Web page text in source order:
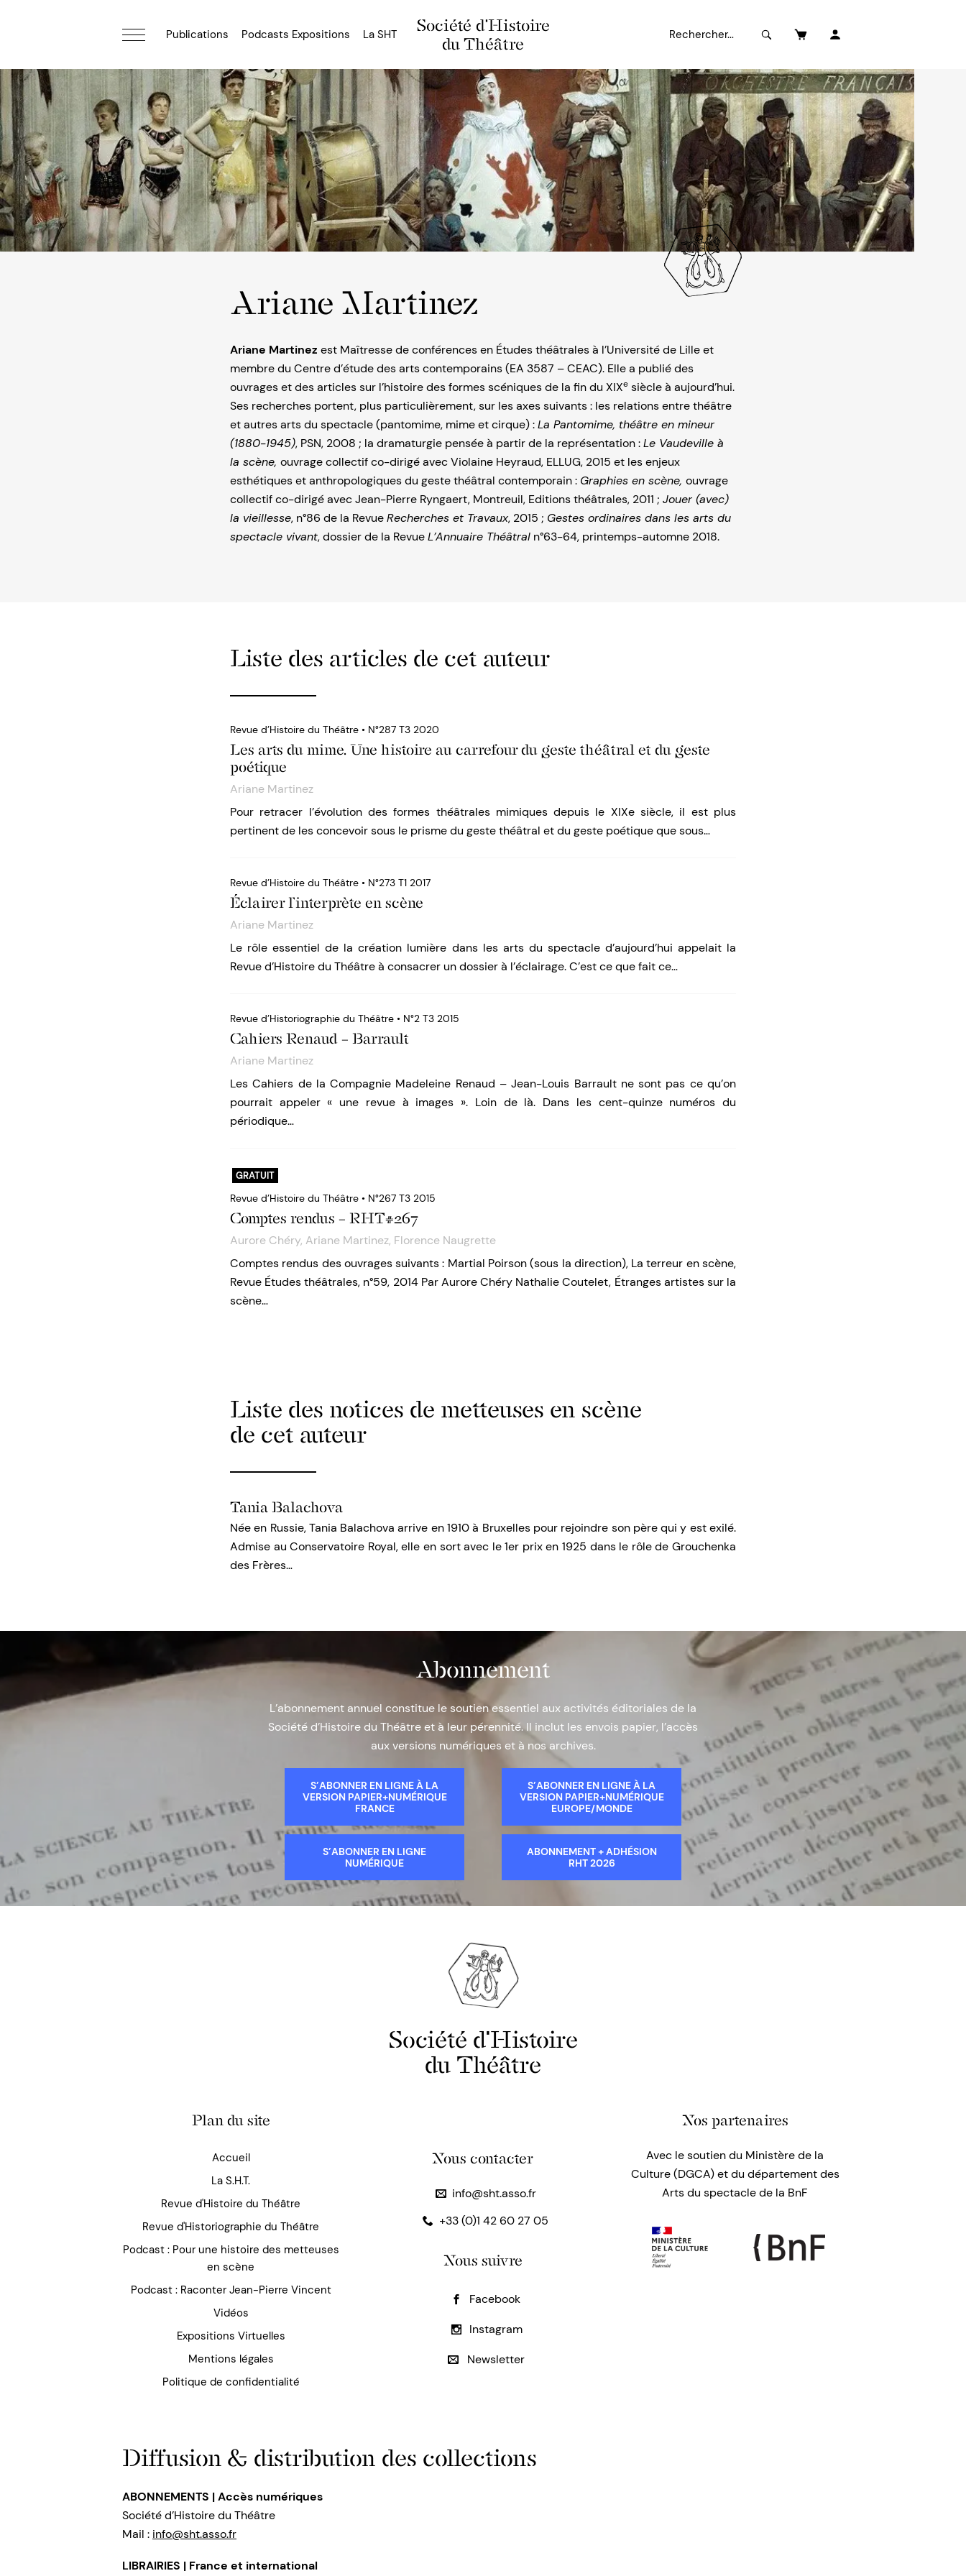
Société d'Histoire
du Théâtre
Publications Podcasts Expositions La SHT
Ariane Martinez
Ariane Martinez est Maîtresse de conférences en Études théâtrales à l’Université de Lille et
membre du Centre d’étude des arts contemporains (EA 3587 – CEAC). Elle a publié des
ouvrages et des articles sur l’histoire des formes scéniques de la fin du XIXe siècle à aujourd’hui.
Ses recherches portent, plus particulièrement, sur les axes suivants : les relations entre théâtre
et autres arts du spectacle (pantomime, mime et cirque) :La Pantomime, théâtre en mineur
(1880-1945), PSN, 2008 ; la dramaturgie pensée à partir de la représentation :Le Vaudeville à
la scène, ouvrage collectif co-dirigé avec Violaine Heyraud, ELLUG, 2015 et les enjeux
esthétiques et anthropologiques du geste théâtral contemporain : Graphies en scène, ouvrage
collectif co-dirigé avec Jean-Pierre Ryngaert, Montreuil, Editions théâtrales, 2011 ; Jouer (avec)
la vieillesse, n°86 de la RevueRecherches et Travaux, 2015 ; Gestes ordinaires dans les arts du
spectacle vivant, dossier de la RevueL’Annuaire Théâtral n°63-64, printemps-automne 2018.
Liste des articles de cet auteur
Revue d’Histoire du Théâtre • N°287 T3 2020
Les arts du mime. Une histoire au carrefour du geste théâtral et du geste
poétique
Ariane Martinez
Pour retracer l’évolution des formes théâtrales mimiques depuis le XIXe siècle, il est plus
pertinent de les concevoir sous le prisme du geste théâtral et du geste poétique que sous…
Revue d’Histoire du Théâtre • N°273 T1 2017
Éclairer l’interprète en scène
Ariane Martinez
Le rôle essentiel de la création lumière dans les arts du spectacle d’aujourd’hui appelait la
Revue d’Histoire du Théâtre à consacrer un dossier à l’éclairage. C’est ce que fait ce…
Revue d’Historiographie du Théâtre • N°2 T3 2015
Cahiers Renaud – Barrault
Ariane Martinez
Les Cahiers de la Compagnie Madeleine Renaud – Jean-Louis Barrault ne sont pas ce qu’on
pourrait appeler « une revue à images ». Loin de là. Dans les cent-quinze numéros du
périodique…
GRATUIT
Revue d’Histoire du Théâtre • N°267 T3 2015
Comptes rendus – RHT#267
Aurore Chéry, Ariane Martinez, Florence Naugrette
Comptes rendus des ouvrages suivants : Martial Poirson (sous la direction), La terreur en scène,
Revue Études théâtrales, n°59, 2014 Par Aurore Chéry Nathalie Coutelet, Étranges artistes sur la
scène…
Liste des notices de metteuses en scène
de cet auteur
Tania Balachova
Née en Russie, Tania Balachova arrive en 1910 à Bruxelles pour rejoindre son père qui y est exilé.
Admise au Conservatoire Royal, elle en sort avec le 1er prix en 1925 dans le rôle de Grouchenka
des Frères…
Abonnement
L’abonnement annuel constitue le soutien essentiel aux activités éditoriales de la
Société d’Histoire du Théâtre et à leur pérennité. Il inclut les envois papier, l’accès
aux versions numériques et à nos archives.
S’ABONNER EN LIGNE À LA
VERSION PAPIER+NUMÉRIQUE
FRANCE
S’ABONNER EN LIGNE À LA
VERSION PAPIER+NUMÉRIQUE
EUROPE/MONDE
S’ABONNER EN LIGNE
NUMÉRIQUE
ABONNEMENT + ADHÉSION
RHT 2026
Société d'Histoire
du Théâtre
Plan du site
Accueil
La S.H.T.
Revue d'Histoire du Théâtre
Revue d'Historiographie du Théâtre
Podcast : Pour une histoire des metteuses
en scène
Podcast : Raconter Jean-Pierre Vincent
Vidéos
Expositions Virtuelles
Mentions légales
Politique de confidentialité
Nous contacter
info@sht.asso.fr
+33 (0)1 42 60 27 05
Nous suivre
Facebook
Instagram
Newsletter
Nos partenaires
Avec le soutien du Ministère de la
Culture (DGCA) et du département des
Arts du spectacle de la BnF
Diffusion & distribution des collections
ABONNEMENTS | Accès numériques
Société d’Histoire du Théâtre
Mail : info@sht.asso.fr
LIBRAIRIES | France et international